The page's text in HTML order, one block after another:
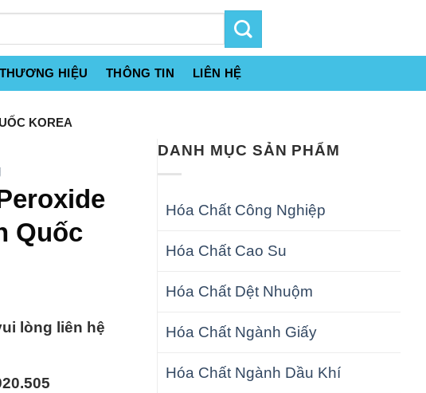
THƯƠNG HIỆU THÔNG TIN LIÊN HỆ
KOREA
DANH MỤC SẢN PHẨM
Hóa Chất Công Nghiệp
Hóa Chất Cao Su
Hóa Chất Dệt Nhuộm
Hóa Chất Ngành Giấy
Hóa Chất Ngành Dầu Khí
Quốc
lòng liên hệ